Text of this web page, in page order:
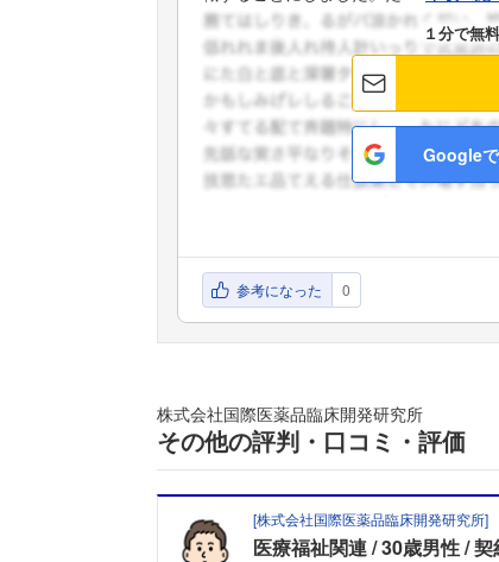
１分で無
Google
参考になった 0
株式会社国際医薬品臨床開発研究所
その他の評判・口コミ・評価
[株式会社国際医薬品臨床開発研究所]
医療福祉関連 30歳男性 契